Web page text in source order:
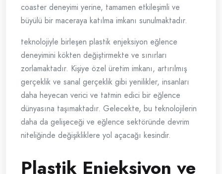
coaster deneyimi yerine, tamamen etkileşimli ve
büyülü bir maceraya katılma imkanı sunulmaktadır.
teknolojiyle birleşen plastik enjeksiyon eğlence
deneyimini kökten değiştirmekte ve sınırları
zorlamaktadır. Kişiye özel üretim imkanı, artırılmış
gerçeklik ve sanal gerçeklik gibi yenilikler, insanları
daha heyecan verici ve tatmin edici bir eğlence
dünyasına taşımaktadır. Gelecekte, bu teknolojilerin
daha da gelişeceği ve eğlence sektöründe devrim
niteliğinde değişikliklere yol açacağı kesindir.
Plastik Enjeksiyon ve